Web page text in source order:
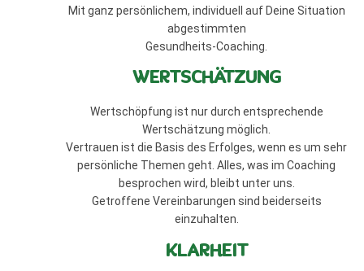
Mit ganz persönlichem, individuell auf Deine Situation
abgestimmten
Gesundheits-Coaching.
WERTSCHÄTZUNG
Wertschöpfung ist nur durch entsprechende
Wertschätzung möglich.
Vertrauen ist die Basis des Erfolges, wenn es um sehr
persönliche Themen geht. Alles, was im Coaching
besprochen wird, bleibt unter uns.
Getroffene Vereinbarungen sind beiderseits
einzuhalten.
KLARHEIT